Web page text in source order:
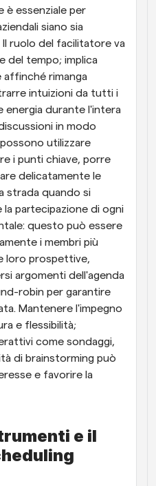
è essenziale per
siano sia
ruolo del facilitatore va
del tempo; implica
affinché rimanga
intuizioni da tutti i
energia durante l'intera
in modo
utilizzare
i punti chiave, porre
delicatamente le
strada quando si
la partecipazione di ogni
questo può essere
i membri più
loro prospettive,
argomenti dell'agenda
robin per garantire
Mantenere l'impegno
e flessibilità;
come sondaggi,
di brainstorming può
e favorire la
e il